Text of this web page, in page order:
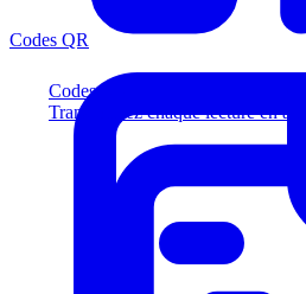
Codes QR
Transformez chaque lecture en
Codes QR